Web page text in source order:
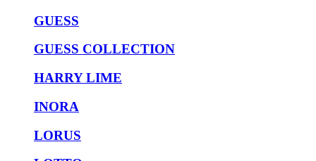
GUESS
GUESS COLLECTION
HARRY LIME
INORA
LORUS